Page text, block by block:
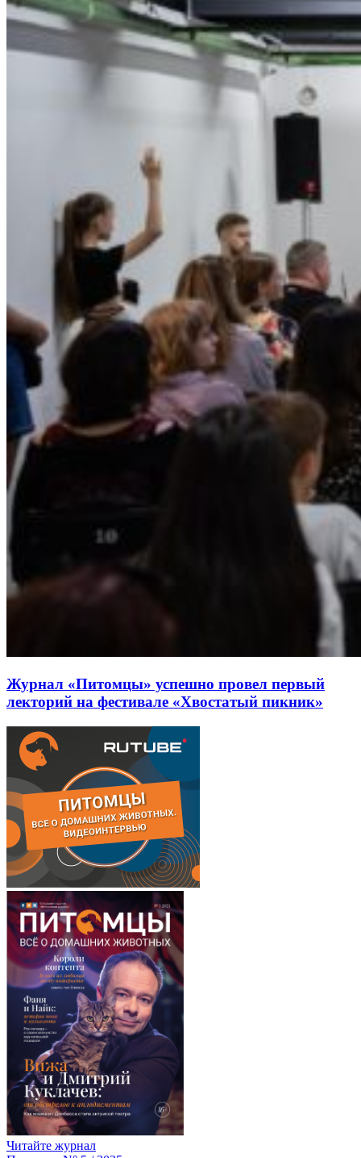
Журнал «Питомцы» успешно провел первый
лекторий на фестивале «Хвостатый пикник»
Читайте журнал